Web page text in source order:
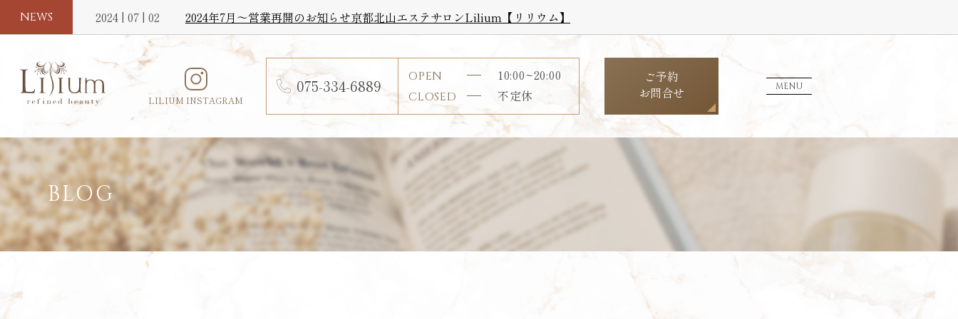
NEWS 2024 | 07 | 02 2024年7月〜営業再開のお知らせ京都北山エステサロンLilium【リリウム】
LILIUM INSTAGRAM
075-334-6889 OPEN 10:00~20:00
CLOSED 不定休
ご予約
お問合せ
MENU
BLOG